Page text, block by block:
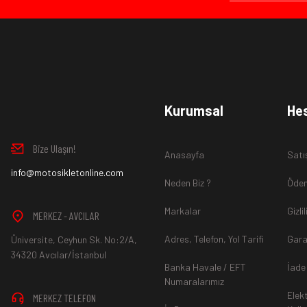
www.MotosikletOnline.com alışveriş sitesinden almış
Aksi durum söz konusu olduğunda
*İade ve Değişim sürecinde ürünlerin "Gönderici Ödemeli”
Bize Ulaşın!
info@motosikletonline.com
MERKEZ - AVCILAR
Üniversite, Ceyhun Sk. No:2/A,
34320 Avcılar/İstanbul
MERKEZ TELEFON
Kurumsal
Anasayfa
Neden Biz ?
Markalar
Adres, Telefon, Yol Tarifi
Banka Havale / EFT
Numaralarımız
İade